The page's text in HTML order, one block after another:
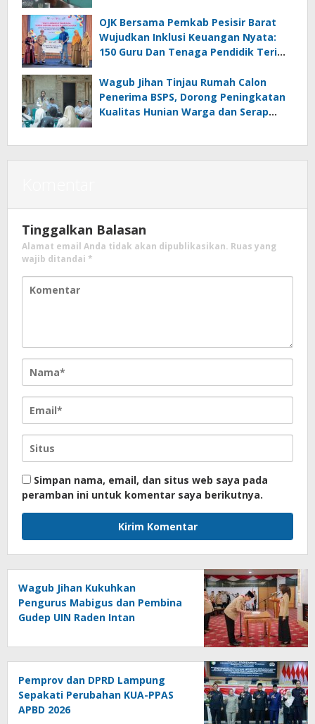
OJK Bersama Pemkab Pesisir Barat
Wujudkan Inklusi Keuangan Nyata:
150 Guru Dan Tenaga Pendidik Terima
Wagub Jihan Tinjau Rumah Calon
Penerima BSPS, Dorong Peningkatan
Kualitas Hunian Warga dan Serap
Tinggalkan Balasan
Alamat email Anda tidak akan dipublikasikan. Ruas yang
wajib ditandai *
Simpan nama, email, dan situs web saya pada
peramban ini untuk komentar saya berikutnya.
Wagub Jihan Kukuhkan
Pengurus Mabigus dan Pembina
Gudep UIN Raden Intan
Pemprov dan DPRD Lampung
Sepakati Perubahan KUA-PPAS
APBD 2026